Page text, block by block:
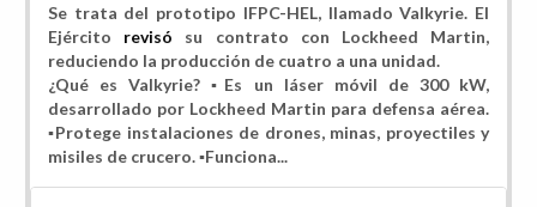
Se trata del prototipo IFPC-HEL, llamado Valkyrie. El
Ejército revisó su contrato con Lockheed Martin,
reduciendo la producción de cuatro a una unidad.
¿Qué es Valkyrie? ▪️Es un láser móvil de 300 kW,
desarrollado por Lockheed Martin para defensa aérea.
▪️Protege instalaciones de drones, minas, proyectiles y
misiles de crucero. ▪️Funciona...